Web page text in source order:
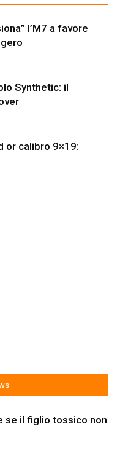
l’M7 a favore
Synthetic: il
or calibro 9×19:
se il figlio tossico non